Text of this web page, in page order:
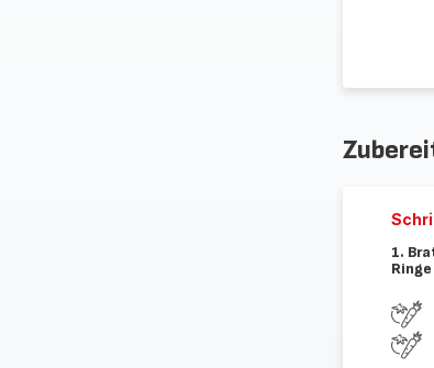
1.